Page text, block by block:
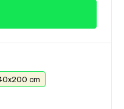
cm